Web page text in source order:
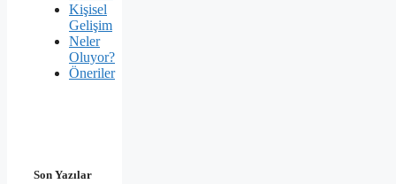
Kişisel
Gelişim
Neler
Oluyor?
Öneriler
Son Yazılar